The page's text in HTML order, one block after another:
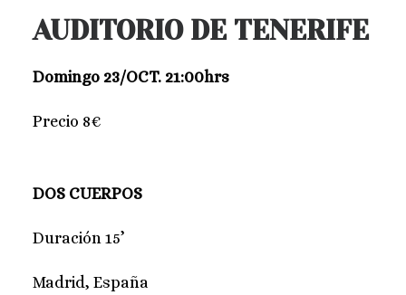
AUDITORIO DE TENERIFE
Domingo 23/OCT. 21:00hrs
Precio 8€
DOS CUERPOS
Duración 15’
Madrid, España